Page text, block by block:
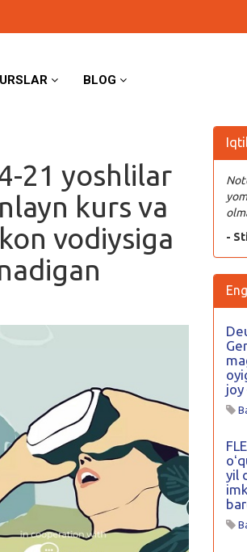
BLOG
21 yoshlilar
kurs va
vodiysiga
-
joy
yil